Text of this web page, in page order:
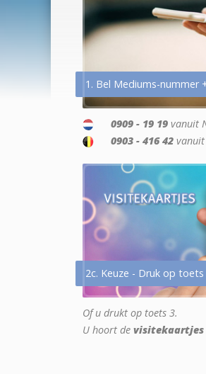
1. Bel Mediums-nummer
0909 - 19 19 vanuit
0903 - 416 42 vanuit
2c. Keuze - Druk op toets
Of u drukt op toets 3.
U hoort de visitekaartjes